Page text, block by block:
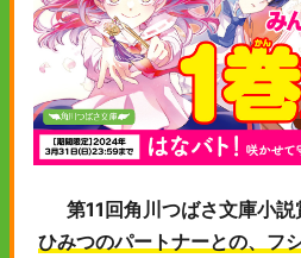
第11回角川つばさ文庫小
ひみつのパートナーとの、フ